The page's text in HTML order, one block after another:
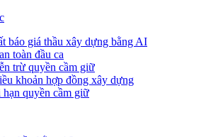
báo giá thầu xây dựng bằng AI
toàn đầu ca
trừ quyền cầm giữ
khoản hợp đồng xây dựng
quyền cầm giữ